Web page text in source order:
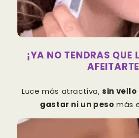
¡YA NO TENDRAS QUE
Luce más atractiva, sin vello
gastar ni un peso más